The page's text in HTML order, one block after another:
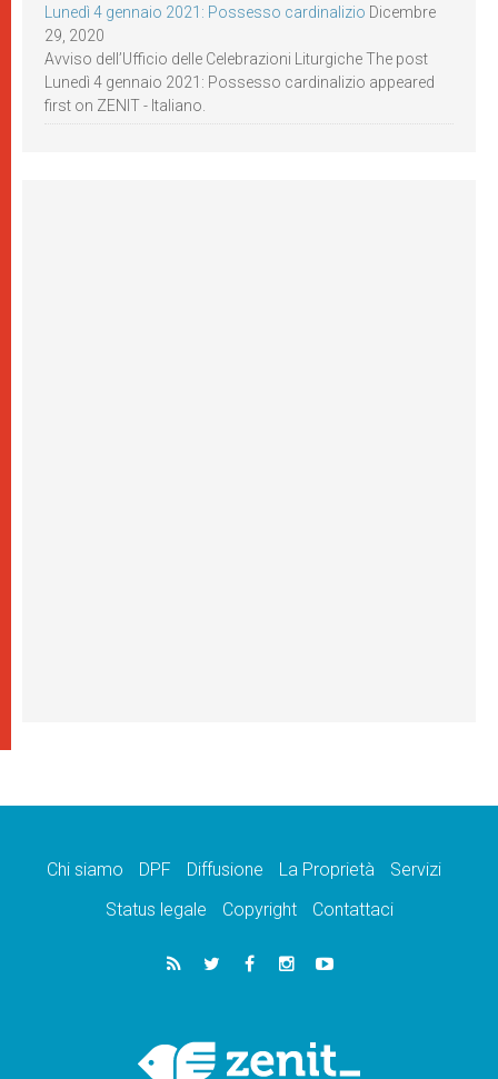
Lunedì 4 gennaio 2021: Possesso cardinalizio Dicembre
29, 2020
Avviso dell’Ufficio delle Celebrazioni Liturgiche The post
Lunedì 4 gennaio 2021: Possesso cardinalizio appeared
first on ZENIT - Italiano.
Chi siamo DPF Diffusione La Proprietà
Servizi
Status legale
Copyright Contattaci